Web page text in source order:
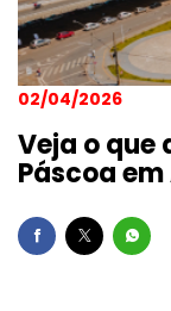
02/04/2026
Veja o que
Páscoa